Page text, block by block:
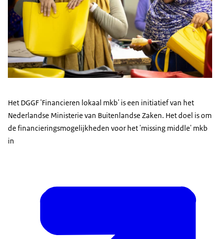
Het DGGF 'Financieren lokaal mkb' is een initiatief van het
Nederlandse Ministerie van Buitenlandse Zaken. Het doel is om
de financieringsmogelijkheden voor het 'missing middle' mkb
in